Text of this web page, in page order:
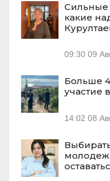
Сильные
какие
09:30 09
Больше
участие
14:02 08